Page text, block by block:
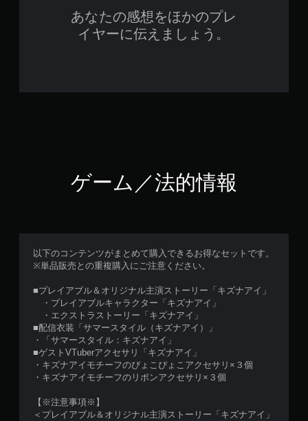
あなたの感想をほかのプレ
イヤーに伝えましょう。
ゲーム／法的情報
以下のコンテンツがまとめて購入できるお得なセットです。
※単品販売との重複購入にご注意ください。
■プレイアブル＆オリジナル主演ストーリー「キズナアイ」
・プレイアブルキャラクター「キズナアイ」
・エクストラストーリー「キズナアイ」
■配信衣装「サマースタイル（キズナアイ）」
・「サマースタイル：キズナアイ」
■ゲストVTuberアクセサリ「キズナアイ」
・キズナアイモチーフのぴょこぴょこアクセサリ×３個
・キズナアイモチーフのリボンアクセサリ×３個
【※注意事項※】
＜プレイアブル＆オリジナル主演ストーリー「キズナアイ」